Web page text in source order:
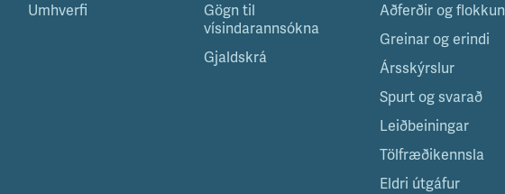
Umhverfi
Gögn til
vísindarannsókna
Gjaldskrá
Aðferðir og flokkun
Greinar og erindi
Ársskýrslur
Spurt og svarað
Leiðbeiningar
Tölfræðikennsla
Eldri útgáfur